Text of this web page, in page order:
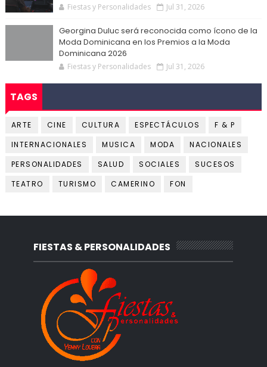
Fiestas y Personalidades Jul 31, 2026
Georgina Duluc será reconocida como ícono de la
Moda Dominicana en los Premios a la Moda
Dominicana 2026
Fiestas y Personalidades Jul 31, 2026
TAGS
ARTE CINE CULTURA ESPECTÁCULOS
F & P
INTERNACIONALES
MUSICA MODA
NACIONALES
PERSONALIDADES
SALUD SOCIALES
SUCESOS
TEATRO
TURISMO CAMERINO FON
FIESTAS & PERSONALIDADES